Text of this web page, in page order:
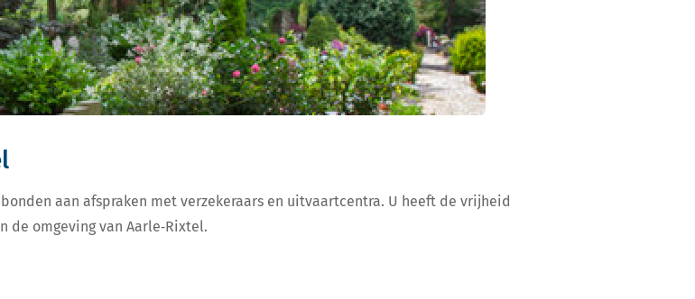
aan afspraken met verzekeraars en uitvaartcentra. U heeft de vrijheid
omgeving van Aarle‑Rixtel.